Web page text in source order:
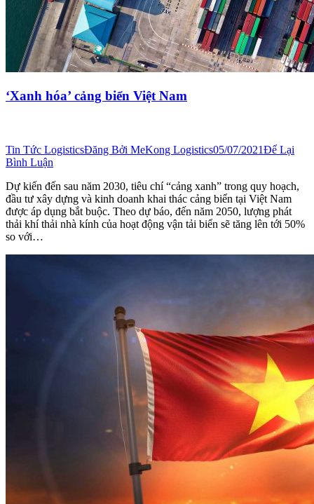
‘Xanh hóa’ cảng biển Việt Nam
Tin Tức LogisticsĐăng Bởi MeKong Logistics05/07/2021Để Lại
Bình Luận
Dự kiến đến sau năm 2030, tiêu chí “cảng xanh” trong quy hoạch,
đầu tư xây dựng và kinh doanh khai thác cảng biển tại Việt Nam
được áp dụng bắt buộc. Theo dự báo, đến năm 2050, lượng phát
thải khí thải nhà kính của hoạt động vận tải biển sẽ tăng lên tới 50%
so với…